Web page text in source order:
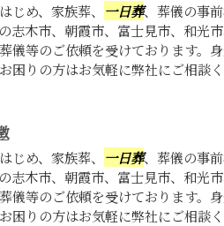
め、家族葬、 一日葬、葬儀の事
志木市、朝霞市、富士見市、和光
儀等のご依頼を受けております。
困りの方はお気軽に弊社にご相談く
め、家族葬、 一日葬、葬儀の事
志木市、朝霞市、富士見市、和光
儀等のご依頼を受けております。
困りの方はお気軽に弊社にご相談く